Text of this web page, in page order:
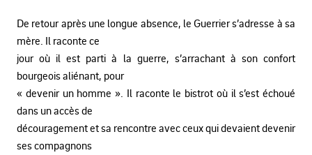
De retour après une longue absence, le Guerrier s’adresse à sa
mère. Il raconte ce
jour où il est parti à la guerre, s’arrachant à son confort
bourgeois aliénant, pour
« devenir un homme ». Il raconte le bistrot où il s’est échoué
dans un accès de
découragement et sa rencontre avec ceux qui devaient devenir
ses compagnons